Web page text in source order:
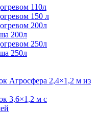
110л
150 л
200л
200л
250л
250л
Агросфера 2,4×1,2 м из
3,6×1,2 м с